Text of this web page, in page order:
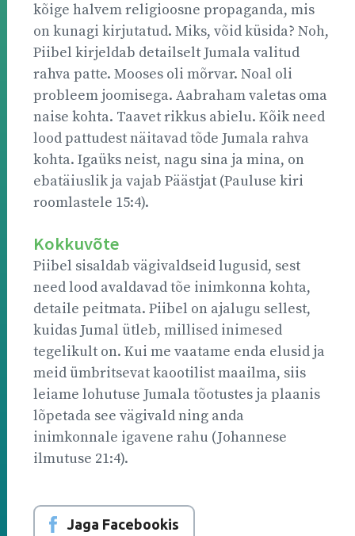
kõige halvem religioosne propaganda, mis
on kunagi kirjutatud. Miks, võid küsida? Noh,
Piibel kirjeldab detailselt Jumala valitud
rahva patte. Mooses oli mõrvar. Noal oli
probleem joomisega. Aabraham valetas oma
naise kohta. Taavet rikkus abielu. Kõik need
lood pattudest näitavad tõde Jumala rahva
kohta. Igaüks neist, nagu sina ja mina, on
ebatäiuslik ja vajab Päästjat (Pauluse kiri
roomlastele 15:4).
Kokkuvõte
Piibel sisaldab vägivaldseid lugusid, sest
need lood avaldavad tõe inimkonna kohta,
detaile peitmata. Piibel on ajalugu sellest,
kuidas Jumal ütleb, millised inimesed
tegelikult on. Kui me vaatame enda elusid ja
meid ümbritsevat kaootilist maailma, siis
leiame lohutuse Jumala tõotustes ja plaanis
lõpetada see vägivald ning anda
inimkonnale igavene rahu (Johannese
ilmutuse 21:4).
Jaga Facebookis